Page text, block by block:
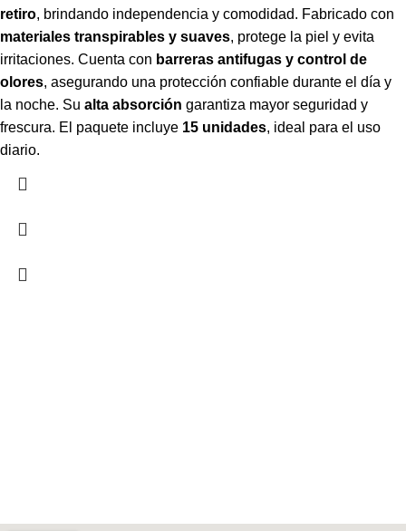
retiro, brindando independencia y comodidad. Fabricado con
materiales transpirables y suaves, protege la piel y evita
irritaciones. Cuenta con barreras antifugas y control de
olores, asegurando una protección confiable durante el día y
la noche. Su alta absorción garantiza mayor seguridad y
frescura. El paquete incluye 15 unidades, ideal para el uso
diario.